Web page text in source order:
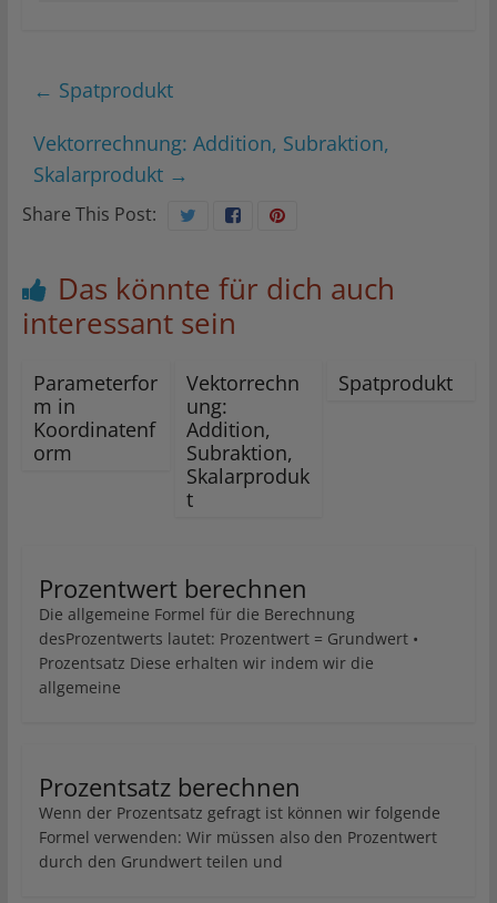
← Spatprodukt
Vektorrechnung: Addition, Subraktion,
Skalarprodukt →
Share This Post:
Das könnte für dich auch
interessant sein
Parameterfor
m in
Koordinatenf
orm
Vektorrechn
ung:
Addition,
Subraktion,
Skalarproduk
t
Spatprodukt
Prozentwert berechnen
Die allgemeine Formel für die Berechnung
desProzentwerts lautet: Prozentwert = Grundwert •
Prozentsatz Diese erhalten wir indem wir die
allgemeine
Prozentsatz berechnen
Wenn der Prozentsatz gefragt ist können wir folgende
Formel verwenden: Wir müssen also den Prozentwert
durch den Grundwert teilen und